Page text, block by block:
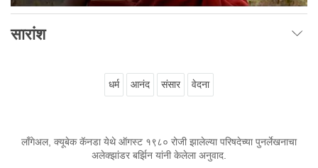
सारांश
धर्म आनंद संसार वेदना
लाँगेअल, क्यूबेक कॅनडा येथे ऑगस्ट १९८० रोजी झालेल्या परिषदेच्या पुनर्लेखनाचा
अलेक्झांडर बर्झिन यांनी केलेला अनुवाद.